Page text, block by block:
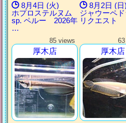
8月4日 (火)
ホプロステルヌム
sp. ペルー 2026年
…
8月2日 (日)
ジャウーペ
リクエスト
85 views
厚木店 厚木店